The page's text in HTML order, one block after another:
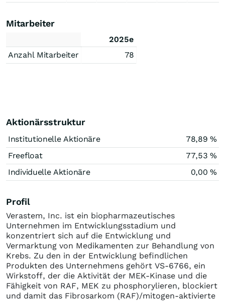
Mitarbeiter
2025e
Anzahl Mitarbeiter
78
Aktionärsstruktur
Institutionelle Aktionäre
78,89 %
Freefloat
77,53 %
Individuelle Aktionäre
0,00 %
Profil
Verastem, Inc. ist ein biopharmazeutisches
Unternehmen im Entwicklungsstadium und
konzentriert sich auf die Entwicklung und
Vermarktung von Medikamenten zur Behandlung von
Krebs. Zu den in der Entwicklung befindlichen
Produkten des Unternehmens gehört VS-6766, ein
Wirkstoff, der die Aktivität der MEK-Kinase und die
Fähigkeit von RAF, MEK zu phosphorylieren, blockiert
und damit das Fibrosarkom (RAF)/mitogen-aktivierte